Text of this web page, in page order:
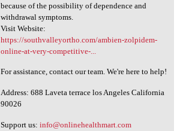
because of the possibility of dependence and
withdrawal symptoms.
Visit Website:
https://southvalleyortho.com/ambien-zolpidem-
online-at-very-competitive-...
For assistance, contact our team. We're here to help!
Address: 688 Laveta terrace los Angeles California
90026
Support us: info@onlinehealthmart.com